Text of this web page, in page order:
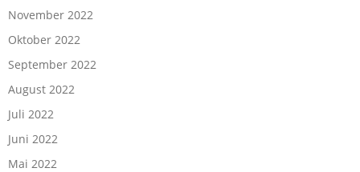
November 2022
Oktober 2022
September 2022
August 2022
Juli 2022
Juni 2022
Mai 2022